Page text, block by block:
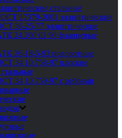
стальные
17379-2001 эллиптические
36-25-77 эллиптические
24.200 02 90 фланцевые
26-18-5-93 поворотные
34 10.758-97 плоские
34 10.759-97 с ребрами